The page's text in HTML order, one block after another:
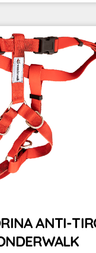
ANTI-